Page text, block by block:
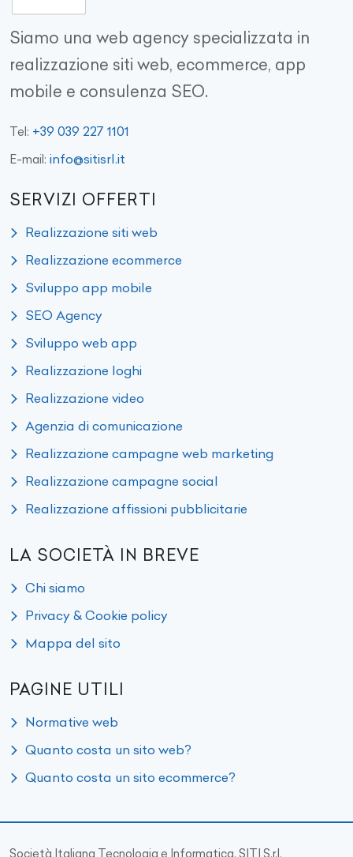
Siamo una web agency specializzata in
realizzazione siti web, ecommerce, app
mobile e consulenza SEO.
Tel: +39 039 227 1101
E-mail: info@sitisrl.it
SERVIZI OFFERTI
Realizzazione siti web
Realizzazione ecommerce
Sviluppo app mobile
SEO Agency
Sviluppo web app
Realizzazione loghi
Realizzazione video
Agenzia di comunicazione
Realizzazione campagne web marketing
Realizzazione campagne social
Realizzazione affissioni pubblicitarie
LA SOCIETÀ IN BREVE
Chi siamo
Privacy & Cookie policy
Mappa del sito
PAGINE UTILI
Normative web
Quanto costa un sito web?
Quanto costa un sito ecommerce?
Società Italiana Tecnologia e Informatica, SITI S.r.l.